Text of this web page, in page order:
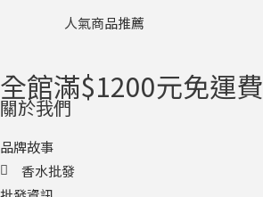
人氣商品推薦
全館滿$1200元免運費
關於我們
品牌故事
香水批發